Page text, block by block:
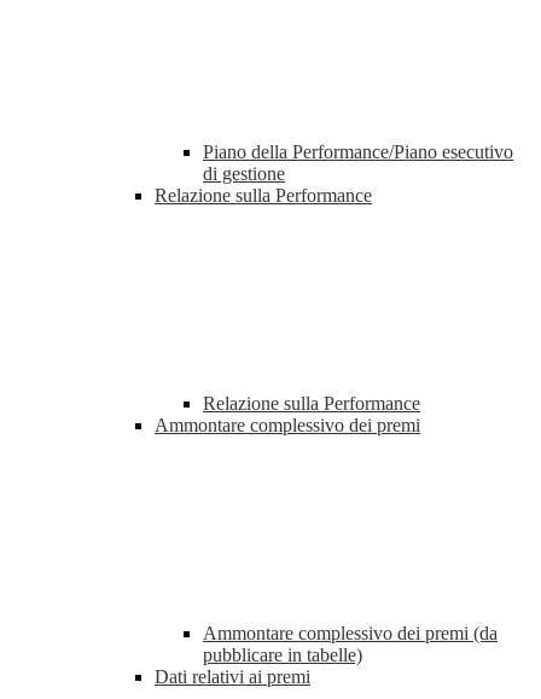
Piano della Performance/Piano esecutivo
di gestione
Relazione sulla Performance
Relazione sulla Performance
Ammontare complessivo dei premi
Ammontare complessivo dei premi (da
pubblicare in tabelle)
Dati relativi ai premi